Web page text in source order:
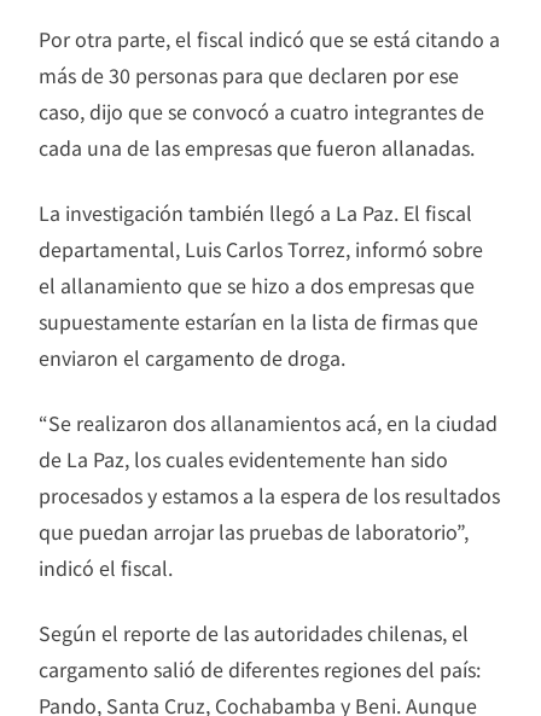
Por otra parte, el fiscal indicó que se está citando a
más de 30 personas para que declaren por ese
caso, dijo que se convocó a cuatro integrantes de
cada una de las empresas que fueron allanadas.
La investigación también llegó a La Paz. El fiscal
departamental, Luis Carlos Torrez, informó sobre
el allanamiento que se hizo a dos empresas que
supuestamente estarían en la lista de firmas que
enviaron el cargamento de droga.
“Se realizaron dos allanamientos acá, en la ciudad
de La Paz, los cuales evidentemente han sido
procesados y estamos a la espera de los resultados
que puedan arrojar las pruebas de laboratorio”,
indicó el fiscal.
Según el reporte de las autoridades chilenas, el
cargamento salió de diferentes regiones del país:
Pando, Santa Cruz, Cochabamba y Beni. Aunque